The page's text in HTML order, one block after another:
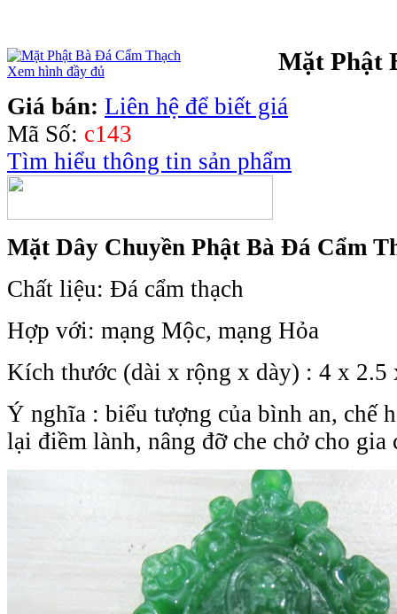
Xem hình đầy đủ Mặt Phật
Giá bán: Liên hệ để biết giá
Mã Số: c143
Tìm hiểu thông tin sản phẩm
Mặt Dây Chuyền Phật Bà Đá Cẩm
Chất liệu: Đá cẩm thạch
Hợp với: mạng Mộc, mạng Hỏa
Kích thước (dài x rộng x dày) : 4 x 2.5
Ý nghĩa : biểu tượng của bình an, chế
lại điềm lành, nâng đỡ che chở cho gia